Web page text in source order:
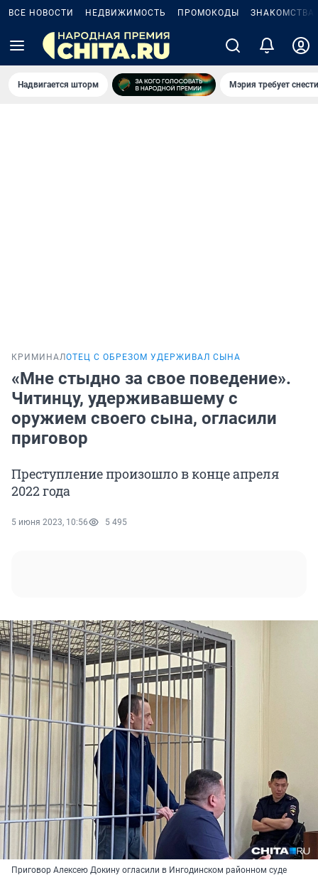
ВСЕ НОВОСТИ НЕДВИЖИМОСТЬ ПРОМОКОДЫ ЗНАКОМСТВА
Надвигается шторм Мэрия требует
КРИМИНАЛОТЕЦ С ОБРЕЗОМ УДЕРЖИВАЛ СЫНА
«Мне стыдно за свое поведение».
Читинцу, удерживавшему с
оружием своего сына, огласили
приговор
Преступление произошло в конце апреля
2022 года
5 июня 2023, 10:56 5 495
Приговор Алексею Докину огласили в Ингодинском районном суде